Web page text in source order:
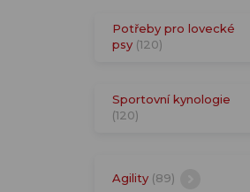
Potřeby pro lovecké
psy (120)
Sportovní kynologie
(120)
Agility (89)